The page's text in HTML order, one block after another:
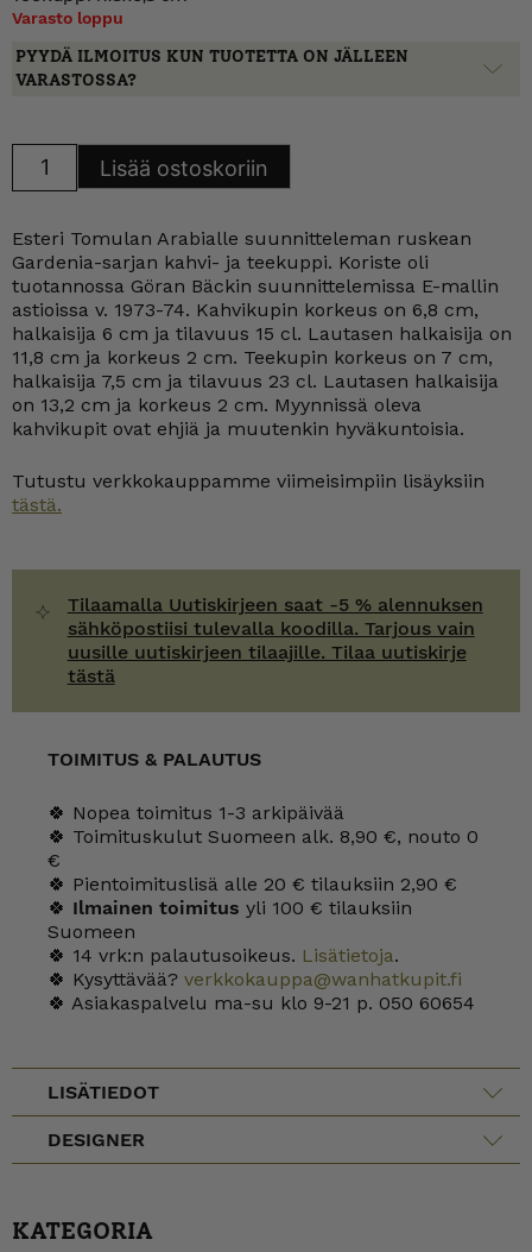
Varasto loppu
PYYDÄ ILMOITUS KUN TUOTETTA ON JÄLLEEN
VARASTOSSA?
Gardenia
ruskea
määrä
Lisää ostoskoriin
Esteri Tomulan Arabialle suunnitteleman ruskean
Gardenia-sarjan kahvi- ja teekuppi. Koriste oli
tuotannossa Göran Bäckin suunnittelemissa E-mallin
astioissa v. 1973-74. Kahvikupin korkeus on 6,8 cm,
halkaisija 6 cm ja tilavuus 15 cl. Lautasen halkaisija on
11,8 cm ja korkeus 2 cm. Teekupin korkeus on 7 cm,
halkaisija 7,5 cm ja tilavuus 23 cl. Lautasen halkaisija
on 13,2 cm ja korkeus 2 cm. Myynnissä oleva
kahvikupit ovat ehjiä ja muutenkin hyväkuntoisia.
Tutustu verkkokauppamme viimeisimpiin lisäyksiin
tästä.
Tilaamalla Uutiskirjeen saat -5 % alennuksen
sähköpostiisi tulevalla koodilla. Tarjous vain
uusille uutiskirjeen tilaajille. Tilaa uutiskirje
tästä
TOIMITUS & PALAUTUS
🍀 Nopea toimitus 1-3 arkipäivää
🍀 Toimituskulut Suomeen alk. 8,90 €, nouto 0
€
🍀 Pientoimituslisä alle 20 € tilauksiin 2,90 €
🍀 Ilmainen toimitus yli 100 € tilauksiin
Suomeen
🍀 14 vrk:n palautusoikeus. Lisätietoja.
🍀 Kysyttävää? verkkokauppa@wanhatkupit.fi
🍀 Asiakaspalvelu ma-su klo 9-21 p. 050 60654
LISÄTIEDOT
DESIGNER
KATEGORIA